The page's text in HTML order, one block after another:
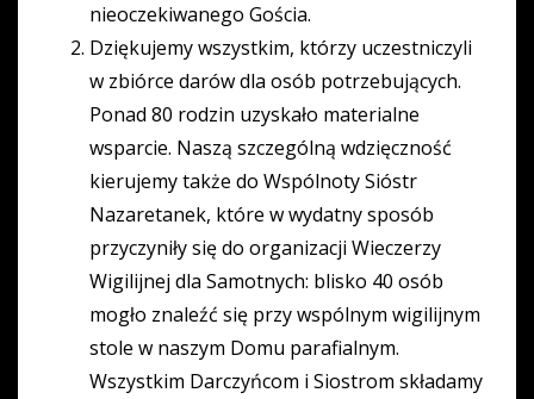
nieoczekiwanego Gościa.
Dziękujemy wszystkim, którzy uczestniczyli
w zbiórce darów dla osób potrzebujących.
Ponad 80 rodzin uzyskało materialne
wsparcie. Naszą szczególną wdzięczność
kierujemy także do Wspólnoty Sióstr
Nazaretanek, które w wydatny sposób
przyczyniły się do organizacji Wieczerzy
Wigilijnej dla Samotnych: blisko 40 osób
mogło znaleźć się przy wspólnym wigilijnym
stole w naszym Domu parafialnym.
Wszystkim Darczyńcom i Siostrom składamy